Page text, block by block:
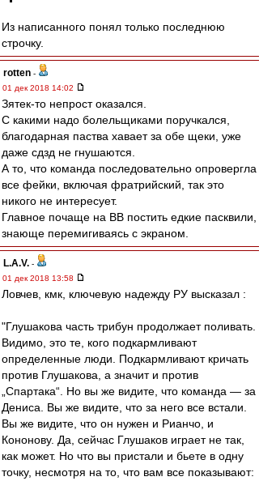
Из написанного понял только последнюю
строчку.
rotten -
01 дек 2018 14:02
Зятек-то непрост оказался.
С какими надо болельщиками поручкался,
благодарная паства хавает за обе щеки, уже
даже сдзд не гнушаются.
А то, что команда последовательно опровергла
все фейки, включая фратрийский, так это
никого не интересует.
Главное почаще на ВВ постить едкие пасквили,
знающе перемигиваясь с экраном.
L.А.V. -
01 дек 2018 13:58
Ловчев, кмк, ключевую надежду РУ высказал :
"Глушакова часть трибун продолжает поливать.
Видимо, это те, кого подкармливают
определенные люди. Подкармливают кричать
против Глушакова, а значит и против
„Спартака“. Но вы же видите, что команда — за
Дениса. Вы же видите, что за него все встали.
Вы же видите, что он нужен и Рианчо, и
Кононову. Да, сейчас Глушаков играет не так,
как может. Но что вы пристали и бьете в одну
точку, несмотря на то, что вам все показывают: